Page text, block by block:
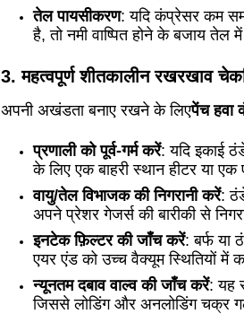
तेल पायसीकरण: यदि कंप्रेसर कम
है, तो नमी वाष्पित होने के बजाय तेल
3. महत्वपूर्ण शीतकालीन रखरखाव
अपनी अखंडता बनाए रखने के लिएपेंच हवा
प्रणाली को पूर्व-गर्म करें: यदि इकाई
के लिए एक बाहरी स्थान हीटर या
वायु/तेल विभाजक की निगरानी करें:
अपने प्रेशर गेजर्स की बारीकी से
इनटेक फ़िल्टर की जाँच करें: बर्फ या
एयर एंड को उच्च वैक्यूम स्थितियों में
न्यूनतम दबाव वाल्व की जाँच करें: यह
जिससे लोडिंग और अनलोडिंग चक्र